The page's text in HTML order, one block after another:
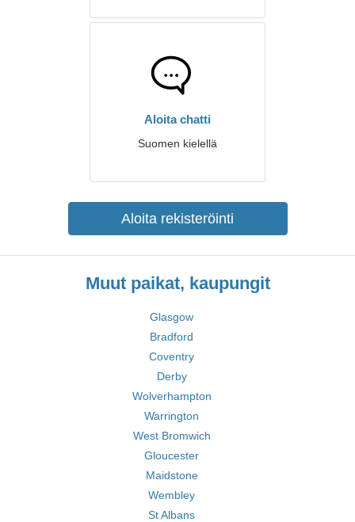
Aloita chatti
Suomen kielellä
Aloita rekisteröinti
Muut paikat, kaupungit
Glasgow
Bradford
Coventry
Derby
Wolverhampton
Warrington
West Bromwich
Gloucester
Maidstone
Wembley
St Albans